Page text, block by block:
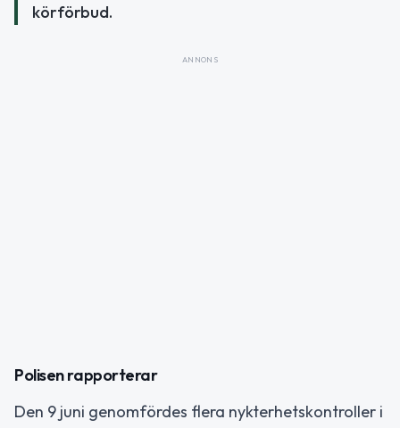
körförbud.
ANNONS
Polisen rapporterar
Den 9 juni genomfördes flera nykterhetskontroller i